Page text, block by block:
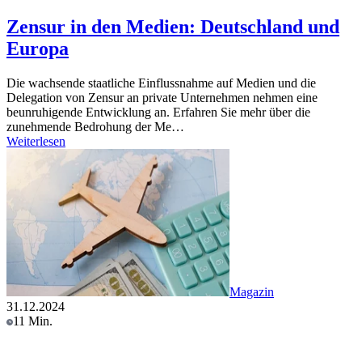
Zensur in den Medien: Deutschland und
Europa
Die wachsende staatliche Einflussnahme auf Medien und die
Delegation von Zensur an private Unternehmen nehmen eine
beunruhigende Entwicklung an. Erfahren Sie mehr über die
zunehmende Bedrohung der Me…
Weiterlesen
Magazin
31.12.2024
11 Min.